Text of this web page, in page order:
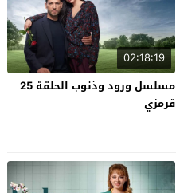
02:18:19
مسلسل ورود وذنوب الحلقة 25
قرمزي